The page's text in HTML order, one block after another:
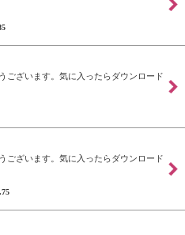
ございます。気に入ったらダウンロード
ございます。気に入ったらダウンロード